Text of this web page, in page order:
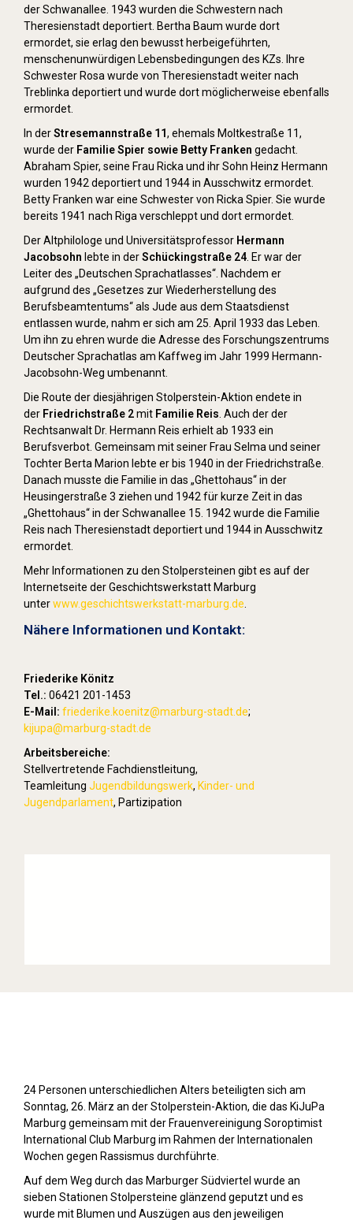
der Schwanallee. 1943 wurden die Schwestern nach
Theresienstadt deportiert. Bertha Baum wurde dort
ermordet, sie erlag den bewusst herbeigeführten,
menschenunwürdigen Lebensbedingungen des KZs. Ihre
Schwester Rosa wurde von Theresienstadt weiter nach
Treblinka deportiert und wurde dort möglicherweise ebenfalls
ermordet.
In derStresemannstraße 11, ehemals Moltkestraße 11,
wurde der Familie Spier sowie Betty Franken gedacht.
Abraham Spier, seine Frau Ricka und ihr Sohn Heinz Hermann
wurden 1942 deportiert und 1944 in Ausschwitz ermordet.
Betty Franken war eine Schwester von Ricka Spier. Sie wurde
bereits 1941 nach Riga verschleppt und dort ermordet.
Der Altphilologe und Universitätsprofessor Hermann
Jacobsohn lebte in derSchückingstraße 24 . Er war der
Leiter des „Deutschen Sprachatlasses“. Nachdem er
aufgrund des „Gesetzes zur Wiederherstellung des
Berufsbeamtentums“ als Jude aus dem Staatsdienst
entlassen wurde, nahm er sich am 25. April 1933 das Leben.
Um ihn zu ehren wurde die Adresse des Forschungszentrums
Deutscher Sprachatlas am Kaffweg im Jahr 1999 Hermann-
Jacobsohn-Weg umbenannt.
Die Route der diesjährigen Stolperstein-Aktion endete in
der Friedrichstraße 2mit Familie Reis . Auch der der
Rechtsanwalt Dr. Hermann Reis erhielt ab 1933 ein
Berufsverbot. Gemeinsam mit seiner Frau Selma und seiner
Tochter Berta Marion lebte er bis 1940 in der Friedrichstraße.
Danach musste die Familie in das „Ghettohaus“ in der
Heusingerstraße 3 ziehen und 1942 für kurze Zeit in das
„Ghettohaus“ in der Schwanallee 15. 1942 wurde die Familie
Reis nach Theresienstadt deportiert und 1944 in Ausschwitz
ermordet.
Mehr Informationen zu den Stolpersteinen gibt es auf der
Internetseite der Geschichtswerkstatt Marburg
unterwww.geschichtswerkstatt-marburg.de
Nähere Informationen und Kontakt:
Friederike Könitz
Tel.: 06421 201-1453
E-Mail: friederike.koenitz@marburg-stadt.de;
kijupa@marburg-stadt.de
Arbeitsbereiche:
Stellvertretende Fachdienstleitung,
Teamleitung Jugendbildungswerk, Kinder- und
Jugendparlament, Partizipation
24 Personen unterschiedlichen Alters beteiligten sich am
Sonntag, 26. März an der Stolperstein-Aktion, die das KiJuPa
Marburg gemeinsam mit der Frauenvereinigung Soroptimist
International Club Marburg im Rahmen der Internationalen
Wochen gegen Rassismus durchführte.
Auf dem Weg durch das Marburger Südviertel wurde an
sieben Stationen Stolpersteine glänzend geputzt und es
wurde mit Blumen und Auszügen aus den jeweiligen